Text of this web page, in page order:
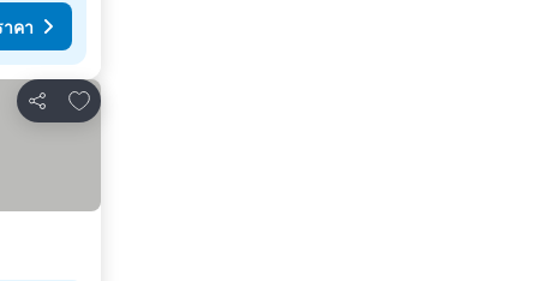
คา
แชร์
เพิ่มในรายการโปรด